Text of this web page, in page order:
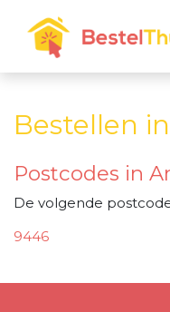
Bestellen
Postcodes in
De volgende
9446